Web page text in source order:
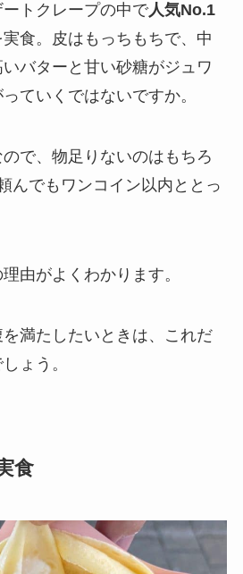
トクレープの中で人気No.1
実食。皮はもっちもちで、中
バターと甘い砂糖がジュワ
ていくではないですか。
で、物足りないのはもちろ
んでもワンコイン以内ととっ
由がよくわかります。
満たしたいときは、これだ
ょう。
食